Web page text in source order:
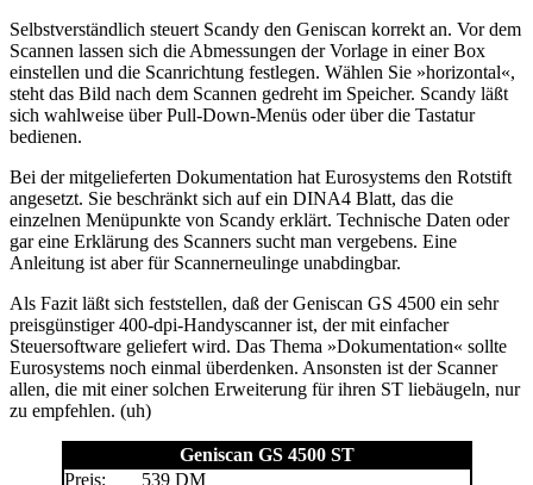
Selbstverständlich steuert Scandy den Geniscan korrekt an. Vor dem
Scannen lassen sich die Abmessungen der Vorlage in einer Box
einstellen und die Scanrichtung festlegen. Wählen Sie »horizontal«,
steht das Bild nach dem Scannen gedreht im Speicher. Scandy läßt
sich wahlweise über Pull-Down-Menüs oder über die Tastatur
bedienen.
Bei der mitgelieferten Dokumentation hat Eurosystems den Rotstift
angesetzt. Sie beschränkt sich auf ein DINA4 Blatt, das die
einzelnen Menüpunkte von Scandy erklärt. Technische Daten oder
gar eine Erklärung des Scanners sucht man vergebens. Eine
Anleitung ist aber für Scannerneulinge unabdingbar.
Als Fazit läßt sich feststellen, daß der Geniscan GS 4500 ein sehr
preisgünstiger 400-dpi-Handyscanner ist, der mit einfacher
Steuersoftware geliefert wird. Das Thema »Dokumentation« sollte
Eurosystems noch einmal überdenken. Ansonsten ist der Scanner
allen, die mit einer solchen Erweiterung für ihren ST liebäugeln, nur
zu empfehlen. (uh)
Geniscan GS 4500 ST
Preis:
539 DM